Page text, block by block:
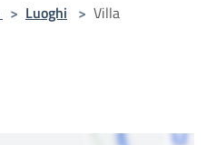
> Luoghi > Villa